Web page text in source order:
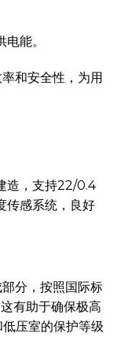
能。
和安全性，为用
造，支持22/0.4
传感系统，良好
分，按照国际标
有助于确保极高
压室的保护等级